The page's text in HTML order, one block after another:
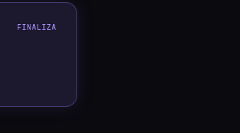
FINALIZA